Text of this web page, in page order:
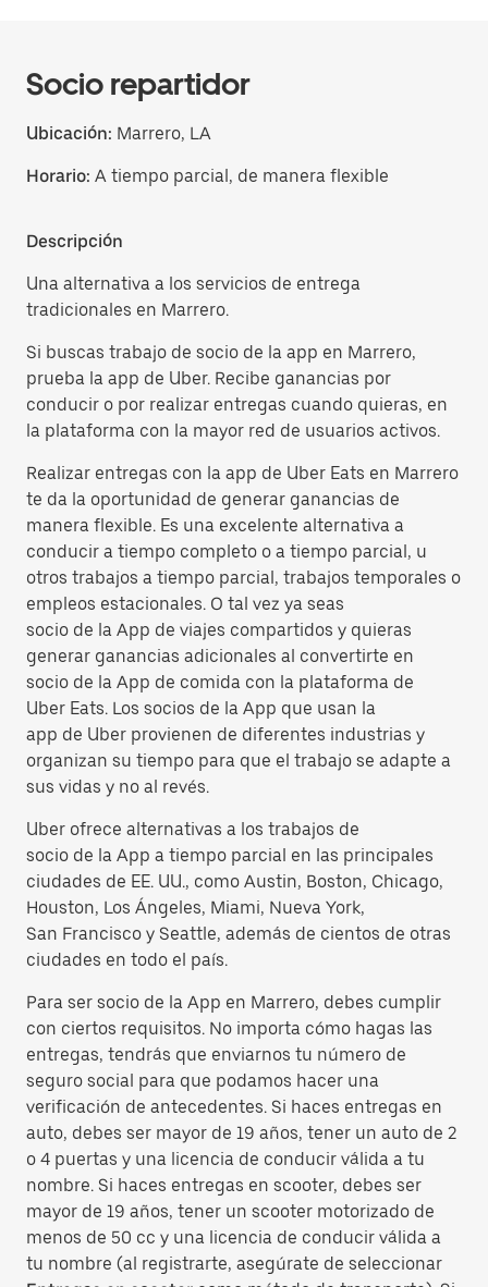
Socio repartidor
Ubicación: Marrero, LA
Horario: A tiempo parcial, de manera flexible
Descripción
Una alternativa a los servicios de entrega
tradicionales en Marrero.
Si buscas trabajo de socio de la app en Marrero,
prueba la app de Uber. Recibe ganancias por
conducir o por realizar entregas cuando quieras, en
la plataforma con la mayor red de usuarios activos.
Realizar entregas con la app de Uber Eats en Marrero
te da la oportunidad de generar ganancias de
manera flexible. Es una excelente alternativa a
conducir a tiempo completo o a tiempo parcial, u
otros trabajos a tiempo parcial, trabajos temporales o
empleos estacionales. O tal vez ya seas
socio de la App de viajes compartidos y quieras
generar ganancias adicionales al convertirte en
socio de la App de comida con la plataforma de
Uber Eats. Los socios de la App que usan la
app de Uber provienen de diferentes industrias y
organizan su tiempo para que el trabajo se adapte a
sus vidas y no al revés.
Uber ofrece alternativas a los trabajos de
socio de la App a tiempo parcial en las principales
ciudades de EE. UU., como Austin, Boston, Chicago,
Houston, Los Ángeles, Miami, Nueva York,
San Francisco y Seattle, además de cientos de otras
ciudades en todo el país.
Para ser socio de la App en Marrero, debes cumplir
con ciertos requisitos. No importa cómo hagas las
entregas, tendrás que enviarnos tu número de
seguro social para que podamos hacer una
verificación de antecedentes. Si haces entregas en
auto, debes ser mayor de 19 años, tener un auto de 2
o 4 puertas y una licencia de conducir válida a tu
nombre. Si haces entregas en scooter, debes ser
mayor de 19 años, tener un scooter motorizado de
menos de 50 cc y una licencia de conducir válida a
tu nombre (al registrarte, asegúrate de seleccionar